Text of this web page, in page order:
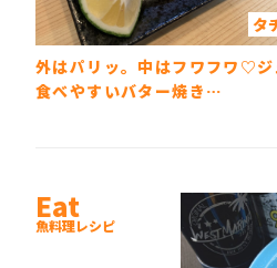
タ
外はパリッ。中はフワフワ♡ジ
食べやすいバター焼き…
Eat
魚料理レシピ